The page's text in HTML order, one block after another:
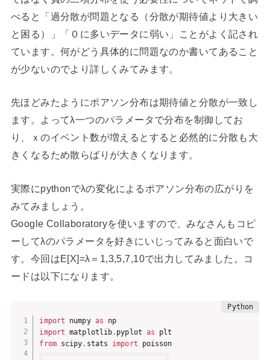
べると「過分散が問題となる（分散が期待値より大きい
と困る）」「０に多いデータに弱い」ことがよく記され
ています。何がどう具体的に問題なのか書いてあること
が少ないのでより詳しくみてみます。
先ほどみたようにポアソン分布は期待値と分散が一致し
ます。よってλ一つのパラメータで分布を制御してお
り、ｘのイベント数が増えるとすると必然的に分散も大
きくなるため散らばりが大きくなります。
実際にpythonでλの変化によるポアソン分布の広がりを
みてみましょう。
Google Collaboratoryを使いますので、みなさんもコピ
ーしてλのパラメータを好きにいじってみると面白いで
す。今回はE[X]=λ＝1,3,5,7,10で出力してみました。コ
ードは以下になります。
import numpy as
import matplotlib . pyplot as
from scipy . stats import poisson